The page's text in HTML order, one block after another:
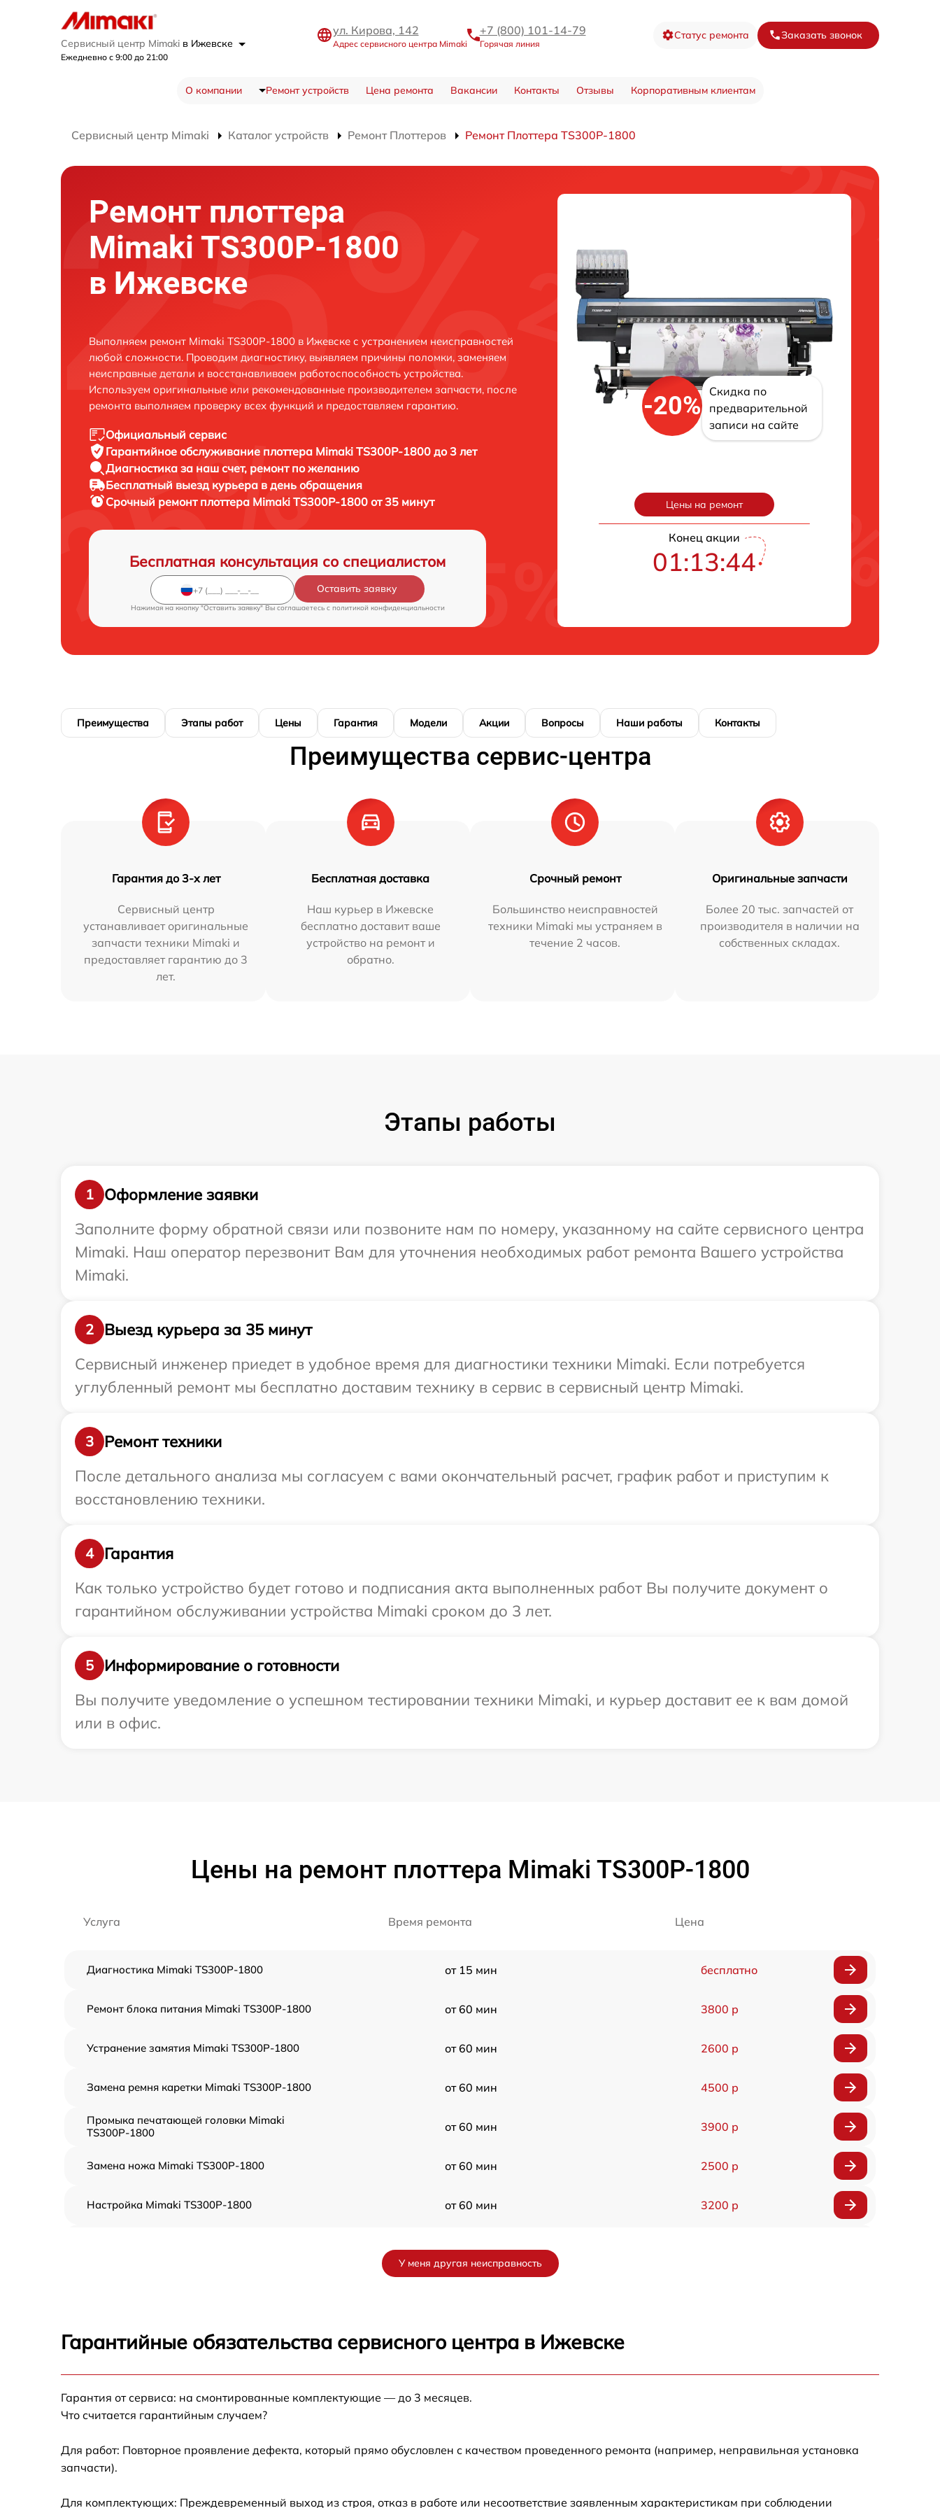
Сервисный центр Mimaki в Ижевске
Ежедневно с 9:00 до 21:00
ул. Кирова, 142
Адрес сервисного центра Mimaki
+7 (800) 101-14-79
Горячая линия
Статус ремонта Заказать звонок
О компании Ремонт устройств Цена ремонта Вакансии Контакты Отзывы Корпоративным клиентам
Сервисный центр Mimaki Каталог устройств Ремонт Плоттеров Ремонт Плоттера TS300P-1800
Ремонт плоттера
Mimaki TS300P-1800
в Ижевске
Выполняем ремонт Mimaki TS300P-1800 в Ижевске с устранением неисправностей
любой сложности. Проводим диагностику, выявляем причины поломки, заменяем
неисправные детали и восстанавливаем работоспособность устройства.
Используем оригинальные или рекомендованные производителем запчасти, после
ремонта выполняем проверку всех функций и предоставляем гарантию.
Официальный сервис
Гарантийное обслуживание плоттера Mimaki TS300P-1800 до 3 лет
Диагностика за наш счет, ремонт по желанию
Бесплатный выезд курьера в день обращения
Срочный ремонт плоттера Mimaki TS300P-1800 от 35 минут
Бесплатная консультация со специалистом
Оставить заявку
Нажимая на кнопку "Оставить заявку" Вы соглашаетесь c политикой конфиденциальности
-20%
Скидка по
предварительной
записи на сайте
Цены на ремонт
Конец акции
01:13:43
Преимущества Этапы работ Цены Гарантия Модели Акции Вопросы Наши работы Контакты
Преимущества сервис-центра
Гарантия до 3-х лет
Сервисный центр
устанавливает оригинальные
запчасти техники Mimaki и
предоставляет гарантию до 3
лет.
Бесплатная доставка
Наш курьер в Ижевске
бесплатно доставит ваше
устройство на ремонт и
обратно.
Срочный ремонт
Большинство неисправностей
техники Mimaki мы устраняем в
течение 2 часов.
Оригинальные запчасти
Более 20 тыс. запчастей от
производителя в наличии на
собственных складах.
Этапы работы
1
Оформление заявки
Заполните форму обратной связи или позвоните нам по номеру, указанному на сайте сервисного центра
Mimaki. Наш оператор перезвонит Вам для уточнения необходимых работ ремонта Вашего устройства
Mimaki.
2
Выезд курьера за 35 минут
Сервисный инженер приедет в удобное время для диагностики техники Mimaki. Если потребуется
углубленный ремонт мы бесплатно доставим технику в сервис в сервисный центр Mimaki.
3
Ремонт техники
После детального анализа мы согласуем с вами окончательный расчет, график работ и приступим к
восстановлению техники.
4
Гарантия
Как только устройство будет готово и подписания акта выполненных работ Вы получите документ о
гарантийном обслуживании устройства Mimaki сроком до 3 лет.
5
Информирование о готовности
Вы получите уведомление о успешном тестировании техники Mimaki, и курьер доставит ее к вам домой
или в офис.
Цены на ремонт плоттера Mimaki TS300P-1800
Услуга Время ремонта Цена
Диагностика Mimaki TS300P-1800 от 15 мин бесплатно
Ремонт блока питания Mimaki TS300P-1800 от 60 мин 3800 р
Устранение замятия Mimaki TS300P-1800 от 60 мин 2600 р
Замена ремня каретки Mimaki TS300P-1800 от 60 мин 4500 р
Промыка печатающей головки Mimaki
TS300P-1800
от 60 мин 3900 р
Замена ножа Mimaki TS300P-1800 от 60 мин 2500 р
Настройка Mimaki TS300P-1800 от 60 мин 3200 р
Замена трубок Mimaki TS300P-1800 от 60 мин
У меня другая неисправность
Гарантийные обязательства сервисного центра в Ижевске
Гарантия от сервиса: на смонтированные комплектующие — до 3 месяцев.
Что считается гарантийным случаем?
Для работ: Повторное проявление дефекта, который прямо обусловлен с качеством проведенного ремонта (например, неправильная установка
запчасти).
Для комплектующих: Преждевременный выход из строя, отказ в работе или несоответствие заявленным характеристикам при соблюдении